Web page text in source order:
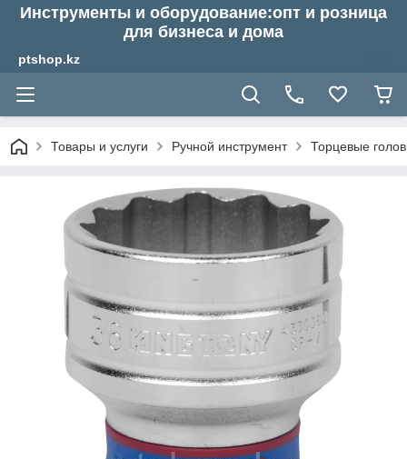
Инструменты и оборудование:опт и розница
для бизнеса и дома
ptshop.kz
Товары и услуги Ручной инструмент Торцевые